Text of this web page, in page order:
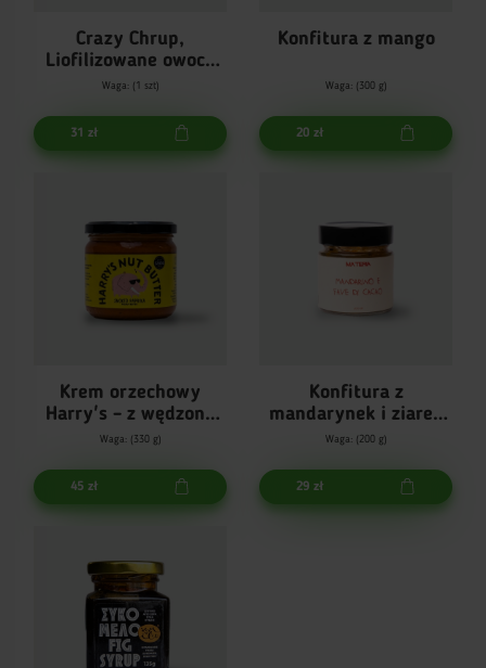
Crazy Chrup,
Liofilizowane owoce
egzotyczne
Waga: (1 szt)
31 zł
Konfitura z mango
Waga: (300 g)
20 zł
Krem orzechowy
Harry's – z wędzoną
papryką
Waga: (330 g)
45 zł
Konfitura z
mandarynek i ziaren
kakaowca
Waga: (200 g)
29 zł